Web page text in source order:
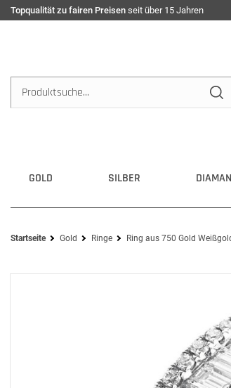
Topqualität zu fairen Preisen seit über 15 Jahren
GOLD SILBER
Startseite Gold Ringe Ring aus 750 Gold